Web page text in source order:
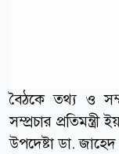
বৈঠকে তথ্য ও
সম্প্রচার
উপদেষ্টা ডা. জাহেদ